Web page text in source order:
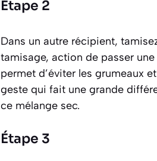
Étape 2
Dans un autre récipient,
tamisage, action de passer
permet d’éviter les grumeaux
geste qui fait une grande
ce mélange sec.
Étape 3